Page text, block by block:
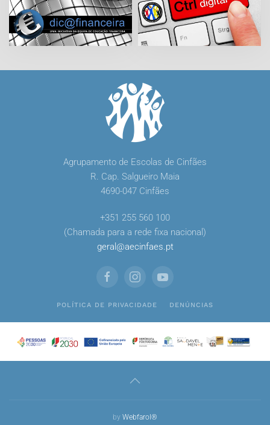
Agrupamento de Escolas de Cinfães
R. Cap. Salgueiro Maia
4690-047 Cinfães
+351 255 560 100
(Chamada para a rede fixa nacional)
geral @aecinfaes.pt
POLÍTICA DE PRIVACIDADE DENÚNCIAS
by Webfarol®